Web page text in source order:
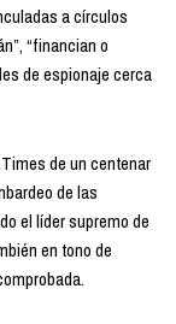
a círculos
“financian o
de espionaje cerca
de un centenar
de las
el líder supremo de
en tono de